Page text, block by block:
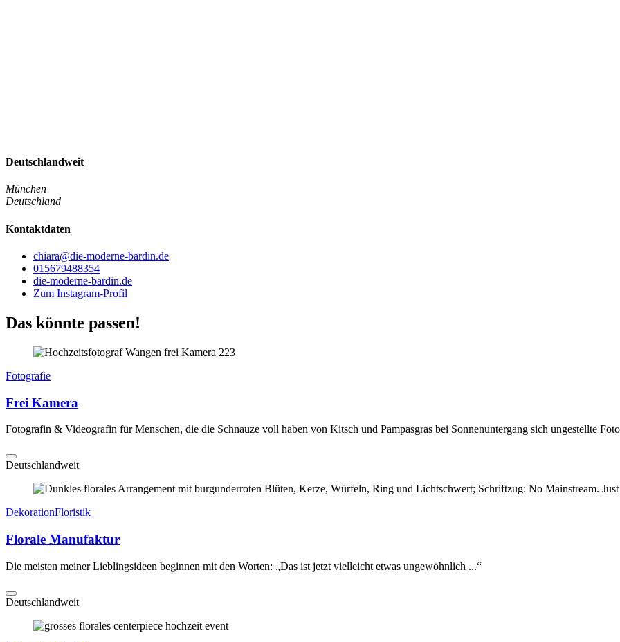
Deutschlandweit
München
Deutschland
Kontaktdaten
chiara@die-moderne-bardin.de
015679488354
die-moderne-bardin.de
Zum Instagram-Profil
Das könnte passen!
Fotografie
Frei Kamera
Fotografin & Videografin für Menschen, die die Schnauze voll haben von Kitsch und Pampasgras bei Sonnenuntergang sich ungestellte
Deutschlandweit
DekorationFloristik
Florale Manufaktur
Die meisten meiner Lieblingsideen beginnen mit den Worten: „Das ist jetzt vielleicht etwas ungewöhnlich ...“
Deutschlandweit